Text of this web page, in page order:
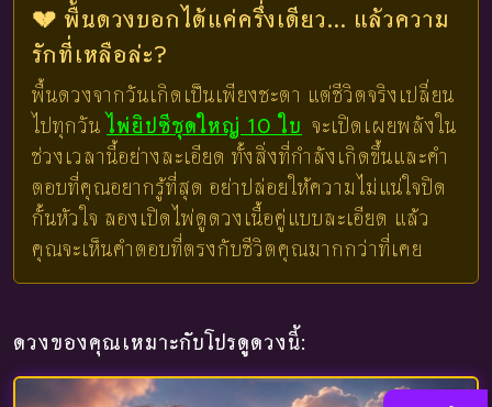
💔 พื้นดวงบอกได้แค่ครึ่งเดียว... แล้วความ
รักที่เหลือล่ะ?
พื้นดวงจากวันเกิดเป็นเพียงชะตา แต่ชีวิตจริงเปลี่ยน
ไปทุกวัน ไพ่ยิปซีชุดใหญ่ 10 ใบ จะเปิดเผยพลังใน
ช่วงเวลานี้อย่างละเอียด ทั้งสิ่งที่กำลังเกิดขึ้นและคำ
ตอบที่คุณอยากรู้ที่สุด อย่าปล่อยให้ความไม่แน่ใจปิด
กั้นหัวใจ ลองเปิดไพ่ดูดวงเนื้อคู่แบบละเอียด แล้ว
คุณจะเห็นคำตอบที่ตรงกับชีวิตคุณมากกว่าที่เคย
ดวงของคุณเหมาะกับโปรดูดวงนี้: